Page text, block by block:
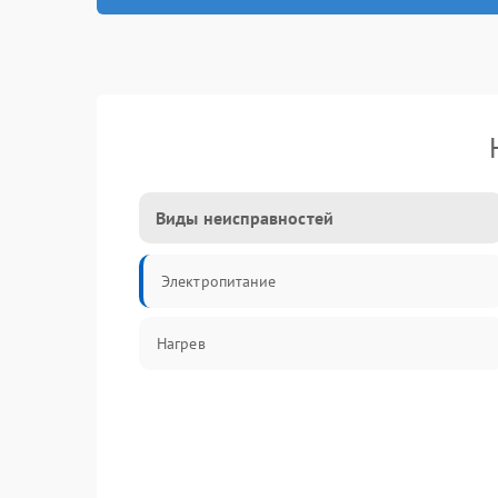
Виды неисправностей
Электропитание
Нагрев